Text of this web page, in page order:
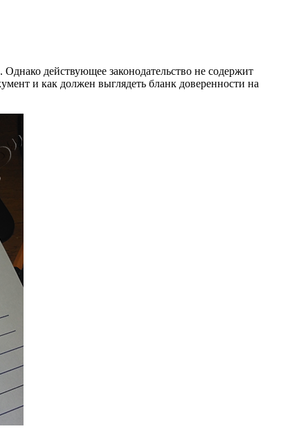
Однако действующее законодательство не содержит
и как должен выглядеть бланк доверенности на